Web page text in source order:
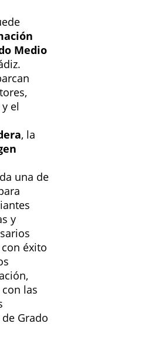
Medio
y el
, la
una de
y
éxito
las
Grado